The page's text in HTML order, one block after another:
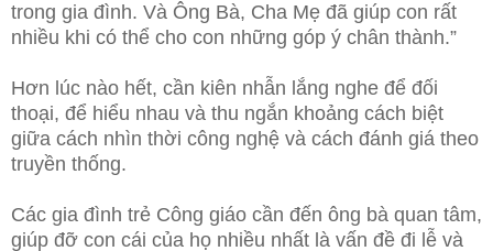
trong gia đình. Và Ông Bà, Cha Mẹ đã giúp con rất
nhiều khi có thể cho con những góp ý chân thành.”
Hơn lúc nào hết, cần kiên nhẫn lắng nghe để đối
thoại, để hiểu nhau và thu ngắn khoảng cách biệt
giữa cách nhìn thời công nghệ và cách đánh giá theo
truyền thống.
Các gia đình trẻ Công giáo cần đến ông bà quan tâm,
giúp đỡ con cái của họ nhiều nhất là vấn đề đi lễ và